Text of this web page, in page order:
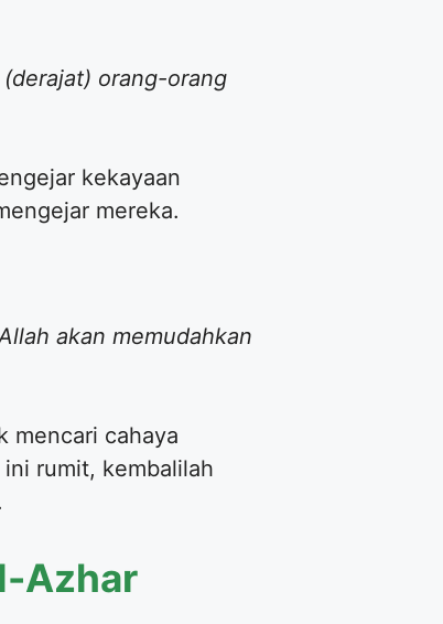
orang-orang
kekayaan
mereka.
akan memudahkan
mencari cahaya
rumit, kembalilah
Azhar